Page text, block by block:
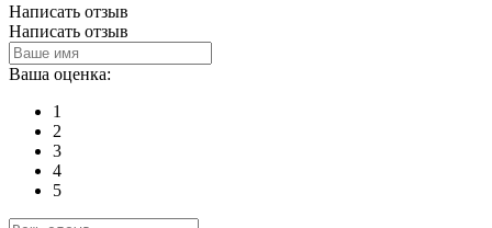
Написать отзыв
Написать отзыв
Ваша оценка:
1
2
3
4
5